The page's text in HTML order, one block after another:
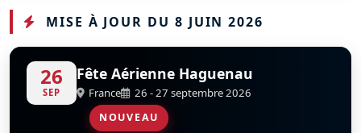
MISE À JOUR DU 8 JUIN 2026
26
SEP
Fête Aérienne Haguenau
France 26 - 27 septembre 2026
NOUVEAU